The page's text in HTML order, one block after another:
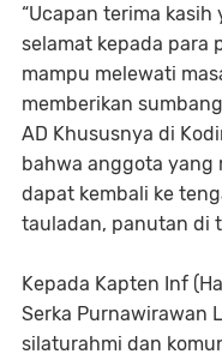
“Ucapan terima
selamat kepada para
mampu melewati
memberikan
AD Khususnya di
bahwa anggota yang
dapat kembali ke
tauladan, panutan di
Kepada Kapten Inf
Serka Purnawirawan
silaturahmi dan